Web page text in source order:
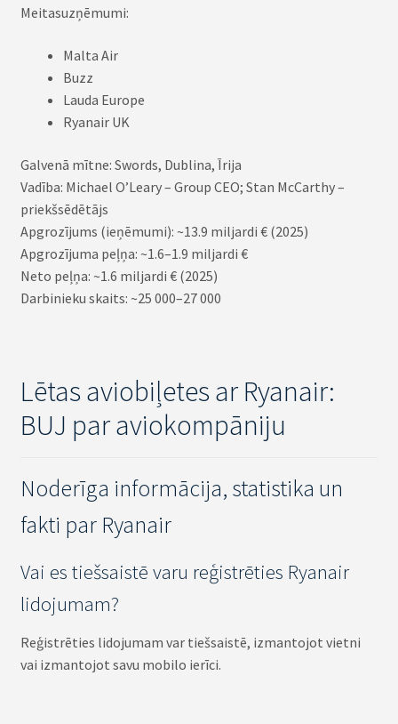
Meitasuzņēmumi:
Malta Air
Buzz
Lauda Europe
Ryanair UK
Galvenā mītne: Swords, Dublina, Īrija
Vadība: Michael O’Leary – Group CEO; Stan McCarthy –
priekšsēdētājs
Apgrozījums (ieņēmumi): ~13.9 miljardi € (2025)
Apgrozījuma peļņa: ~1.6–1.9 miljardi €
Neto peļņa: ~1.6 miljardi € (2025)
Darbinieku skaits: ~25 000–27 000
Lētas aviobiļetes ar Ryanair:
BUJ par aviokompāniju
Noderīga informācija, statistika un
fakti par Ryanair
Vai es tiešsaistē varu reģistrēties Ryanair
lidojumam?
Reģistrēties lidojumam var tiešsaistē, izmantojot vietni
vai izmantojot savu mobilo ierīci.